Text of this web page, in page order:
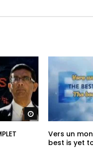
Regarder plus tard